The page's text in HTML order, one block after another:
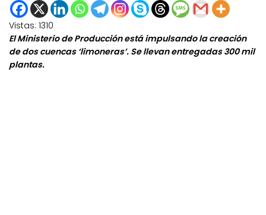
Vistas: 1310
El Ministerio de Producción está impulsando la creación
de dos cuencas ‘limoneras’. Se llevan entregadas 300 mil
plantas.